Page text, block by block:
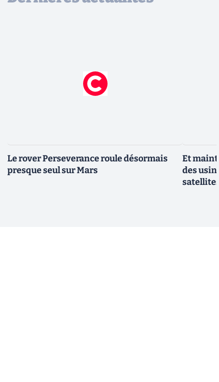
Le rover Perseverance roule désormais
presque seul sur Mars
Et
des